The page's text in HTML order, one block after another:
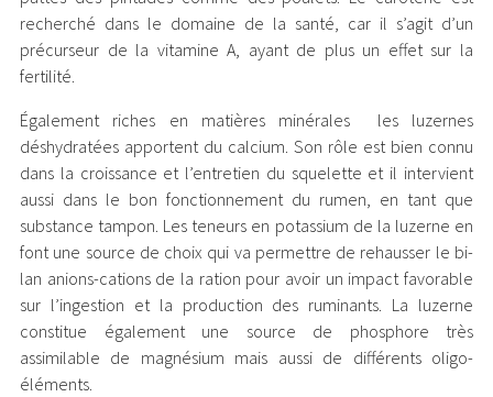
recherché dans le domaine de la santé, car il s’agit d’un
précurseur de la vitamine A, ayant de plus un effet sur la
fertilité.
Également riches en matières minérales
les luzernes
déshydratées apportent du calcium. Son rôle est bien connu
dans la croissance et l’entretien du squelette et il intervient
aussi dans le bon fonctionnement du rumen, en tant que
substance tampon. Les teneurs en potas­sium de la luzerne en
font une source de choix qui va permettre de rehausser le bi­
lan anions-cations de la ration pour avoir un impact favorable
sur l’ingestion et la production des ruminants. La luzerne
constitue également une source de phosphore très
assimilable de magnésium mais aussi de différents oligo-
éléments.